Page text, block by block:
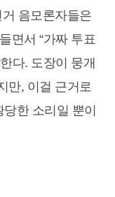
음모론자들은
면서 “가짜 투표
다. 도장이 뭉개
만, 이걸 근거로
한 소리일 뿐이